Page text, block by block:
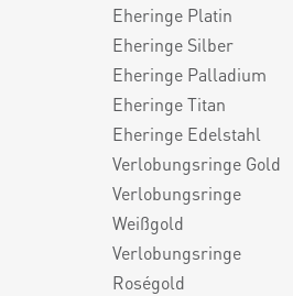
Eheringe Platin
Eheringe Silber
Eheringe Palladium
Eheringe Titan
Eheringe Edelstahl
Verlobungsringe Gold
Verlobungsringe
Weißgold
Verlobungsringe
Roségold